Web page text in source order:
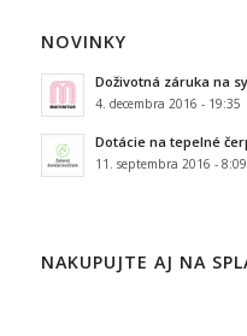
NOVINKY
Doživotná záruka na
4. decembra 2016 - 19:35
Dotácie na tepelné
11. septembra 2016 - 8:09
NAKUPUJTE AJ NA